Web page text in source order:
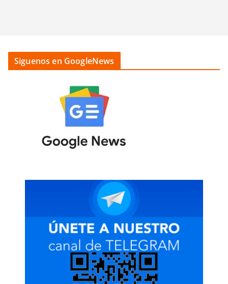
Siguenos en GoogleNews